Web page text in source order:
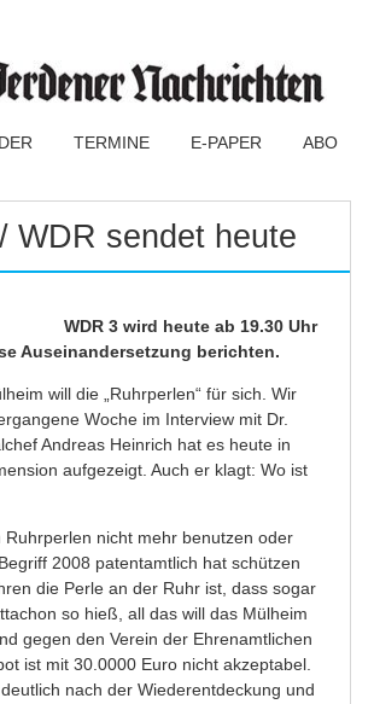
TERMINE E-PAPER ABO
WDR sendet heute
WDR 3 wird heute ab 19.30 Uhr
Auseinandersetzung berichten.
will die „Ruhrperlen“ für sich. Wir
Woche im Interview mit Dr.
Andreas Heinrich hat es heute in
aufgezeigt. Auch er klagt: Wo ist
nicht mehr benutzen oder
2008 patentamtlich hat schützen
die Perle an der Ruhr ist, dass sogar
so hieß, all das will das Mülheim
gegen den Verein der Ehrenamtlichen
ist mit 30.0000 Euro nicht akzeptabel.
nach der Wiederentdeckung und